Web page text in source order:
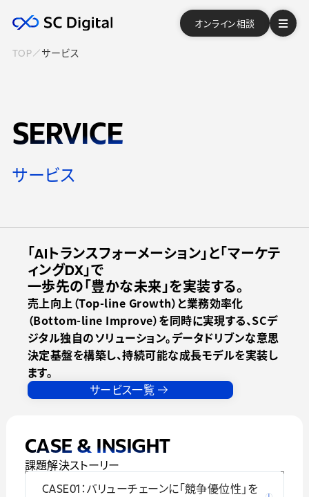
オンライン相談
TOP サービス
SERVICE
サービス
「AIトランスフォーメーション」と「マーケテ
ィングDX」で
一歩先の「豊かな未来」を実装する。
売上向上（Top-line Growth）と業務効率化
（Bottom-line Improve）を同時に実現する、SCデ
ジタル独自のソリューション。データドリブンな意思
決定基盤を構築し、持続可能な成長モデルを実装し
ます。
サービス一覧
課題解決ストーリー
CASE & INSIGHT
CASE01：バリューチェーンに「競争優位性」を